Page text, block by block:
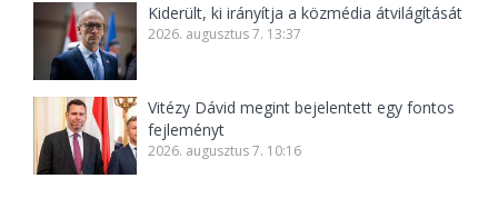
Kiderült, ki irányítja a közmédia átvilágítását
2026. augusztus 7. 13:37
Vitézy Dávid megint bejelentett egy fontos
fejleményt
2026. augusztus 7. 10:16